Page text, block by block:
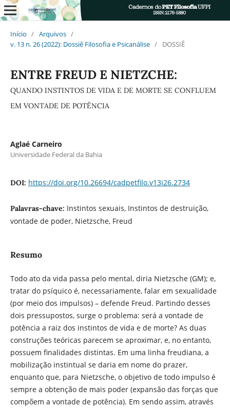
Início / Arquivos /
v. 13 n. 26 (2022): Dossiê Filosofia e Psicanálise / DOSSIÊ
ENTRE FREUD E NIETZCHE:
QUANDO INSTINTOS DE VIDA E DE MORTE SE CONFLUEM
EM VONTADE DE POTËNCIA
Aglaé Carneiro
Universidade Federal da Bahia
DOI: https://doi.org/10.26694/cadpetfilo.v13i26.2734
Palavras-chave: Instintos sexuais, Instintos de destruição,
vontade de poder, Nietzsche, Freud
Resumo
Todo ato da vida passa pelo mental, diria Nietzsche (GM); e,
tratar do psíquico é, necessariamente, falar em sexualidade
(por meio dos impulsos) – defende Freud. Partindo desses
dois pressupostos, surge o problema: será a vontade de
potência a raiz dos instintos de vida e de morte? As duas
construções teóricas parecem se aproximar, e, no entanto,
possuem finalidades distintas. Em uma linha freudiana, a
mobilização instintual se daria em nome do prazer,
enquanto que, para Nietzsche, o objetivo de todo impulso é
sempre a obtenção de mais poder (expansão das forças que
compõem a vontade de potência). Em sendo assim, através